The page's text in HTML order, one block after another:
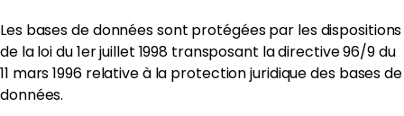
Les bases de données sont protégées par les dispositions
de la loi du 1er juillet 1998 transposant la directive 96/9 du
11 mars 1996 relative à la protection juridique des bases de
données.